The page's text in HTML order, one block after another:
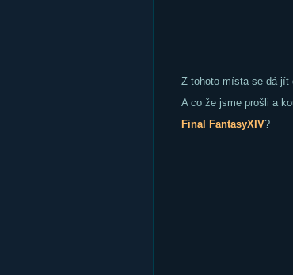
Z tohoto místa se dá jít
A co že jsme prošli a
Final FantasyXIV?